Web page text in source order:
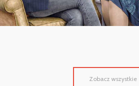
Zobacz wszystkie